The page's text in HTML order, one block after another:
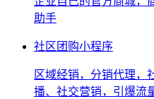
助手
社区团购小程序
区域经销，分销代理，
播、社交营销，引爆流